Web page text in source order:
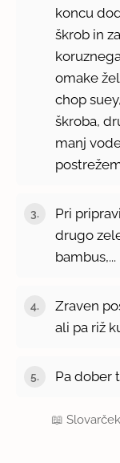
koncu
škrob in
omake
chop
škroba,
manj
Pri
drugo
bambus,...
Zraven
ali pa riž
Pa dober
📖